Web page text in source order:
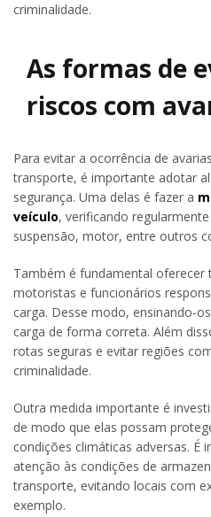
criminalidade.
As formas de
riscos com
Para evitar a ocorrência de
transporte, é importante adotar
segurança. Uma delas é fazer a
veículo, verificando
suspensão, motor, entre outros
Também é fundamental
motoristas e funcionários
carga. Desse modo, ensinando-
carga de forma correta. Além
rotas seguras e evitar regiões
criminalidade.
Outra medida importante é
de modo que elas possam
condições climáticas adversas. É
atenção às condições de
transporte, evitando locais com
exemplo.